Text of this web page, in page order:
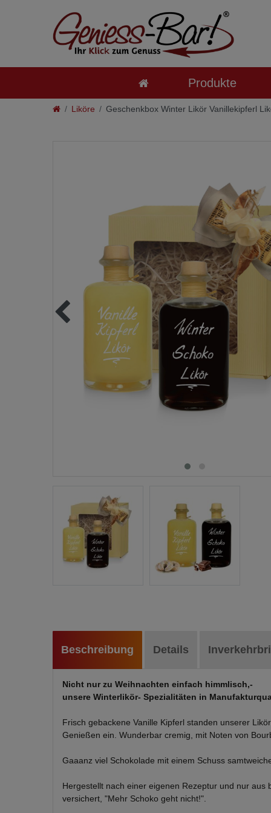
Produkte
Liköre Geschenkbox Winter Likör Vanillekipferl
Beschreibung Details
Nicht nur zu Weihnachten einfach himmlisch,-
unsere Winterlikör- Spezialitäten in
Frisch gebackene Vanille Kipferl standen unserer
Genießen ein. Wunderbar cremig, mit Noten von
Gaaanz viel Schokolade mit einem Schuss
Hergestellt nach einer eigenen Rezeptur und nur
versichert, "Mehr Schoko geht nicht!".